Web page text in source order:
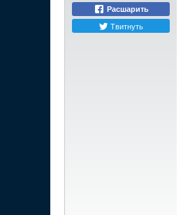
Расшарить
Твитнуть